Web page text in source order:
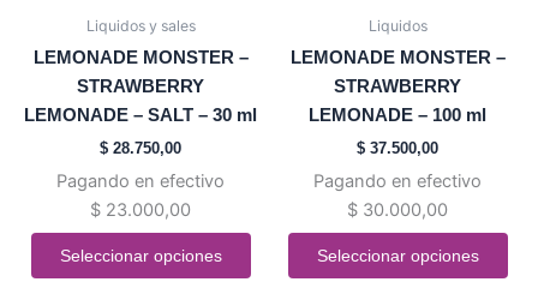
Liquidos y sales
LEMONADE MONSTER –
STRAWBERRY
LEMONADE – SALT – 30 ml
$ 28.750,00
Pagando en efectivo
$ 23.000,00
Seleccionar opciones
múltiples
pueden
elegir
en
página
Liquidos
LEMONADE MONSTER –
STRAWBERRY
LEMONADE – 100 ml
$ 37.500,00
Pagando en efectivo
$ 30.000,00
Seleccionar opciones
múltiples
pueden
elegir
en
página